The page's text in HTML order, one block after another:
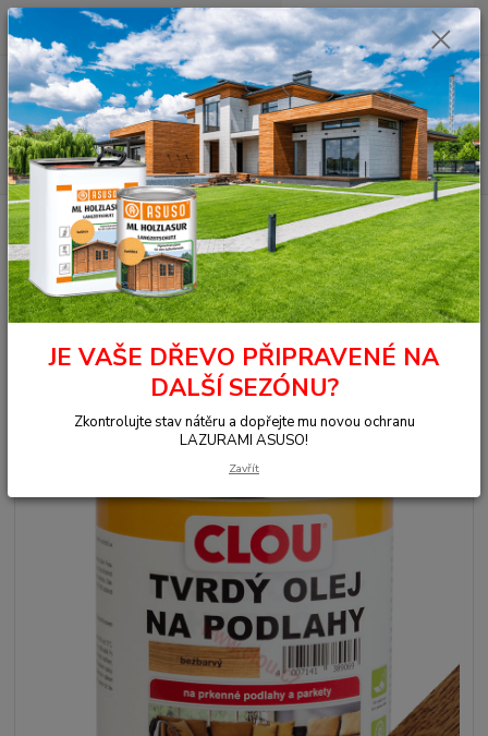
Menu
Hledat
+420 377 441 961 0ks
za 0,00 Kč
Úvod Olej na dřevo Oleje CLOU
Nábytek, podlahy a schody
Fußboden-Hartöl tvrdý podlahový olej na dřevo 750 ml, palisandr
Fußboden-Hartöl tvrdý
podlahový olej na dřevo 750 ml,
palisandr
JE VAŠE DŘEVO PŘIPRAVENÉ NA
DALŠÍ SEZÓNU?
Zkontrolujte stav nátěru a dopřejte mu novou ochranu
LAZURAMI ASUSO!
Zavřít